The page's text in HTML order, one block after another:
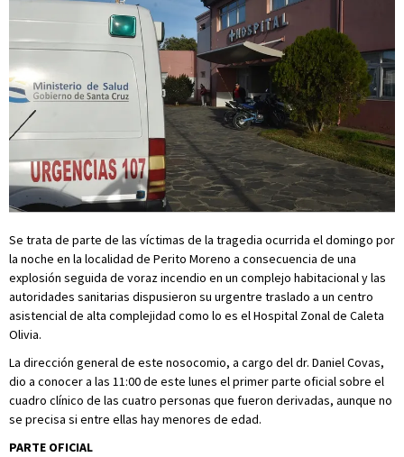
Se trata de parte de las víctimas de la tragedia ocurrida el domingo por
la noche en la localidad de Perito Moreno a consecuencia de una
explosión seguida de voraz incendio en un complejo habitacional y las
autoridades sanitarias dispusieron su urgentre traslado a un centro
asistencial de alta complejidad como lo es el Hospital Zonal de Caleta
Olivia.
La dirección general de este nosocomio, a cargo del dr. Daniel Covas,
dio a conocer a las 11:00 de este lunes el primer parte oficial sobre el
cuadro clínico de las cuatro personas que fueron derivadas, aunque no
se precisa si entre ellas hay menores de edad.
PARTE OFICIAL